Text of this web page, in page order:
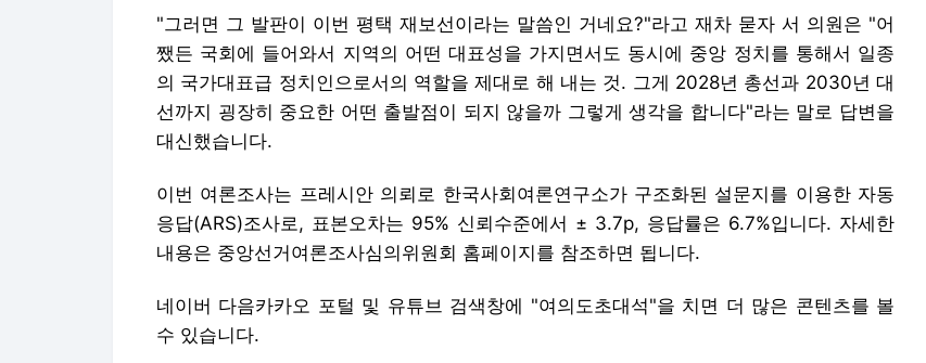
"그러면 그 발판이 이번 평택 재보선이라는 말씀인 거네요?"라고 재차 묻자 서 의원은 "어
쨌든 국회에 들어와서 지역의 어떤 대표성을 가지면서도 동시에 중앙 정치를 통해서 일종
의 국가대표급 정치인으로서의 역할을 제대로 해 내는 것. 그게 2028년 총선과 2030년 대
선까지 굉장히 중요한 어떤 출발점이 되지 않을까 그렇게 생각을 합니다"라는 말로 답변을
대신했습니다.
이번 여론조사는 프레시안 의뢰로 한국사회여론연구소가 구조화된 설문지를 이용한 자동
응답(ARS)조사로, 표본오차는 95% 신뢰수준에서 ± 3.7p, 응답률은 6.7%입니다. 자세한
내용은 중앙선거여론조사심의위원회 홈페이지를 참조하면 됩니다.
네이버 다음카카오 포털 및 유튜브 검색창에 "여의도초대석"을 치면 더 많은 콘텐츠를 볼
수 있습니다.